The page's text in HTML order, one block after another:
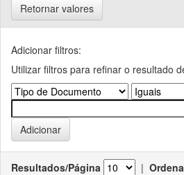
Retornar valores
Adicionar filtros:
Utilizar filtros para refinar o resultado
Resultados/Página |